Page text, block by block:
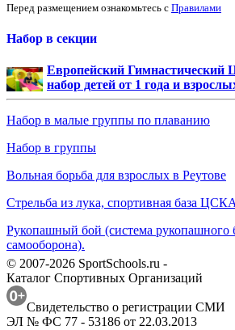
Перед размещением ознакомьтесь с Правилами
Набор в секции
Европейский Гимнастический
набор детей от 1 года и
Набор в малые группы по плаванию
Набор в группы
Вольная борьба для взрослых в Реутове
Стрельба из лука, спортивная база
Рукопашный бой (система рукопашного
самооборона).
© 2007-2026 SportSchools.ru -
Каталог Спортивных Организаций
Свидетельство о регистрации СМИ
ЭЛ № ФС 77 - 53186 от 22.03.2013